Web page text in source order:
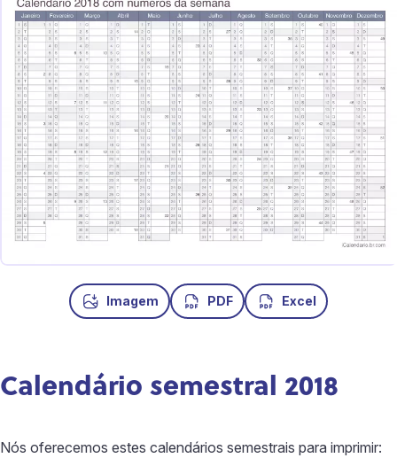
Imagem PDF Excel
Calendário semestral 2018
Nós oferecemos estes calendários semestrais para imprimir: